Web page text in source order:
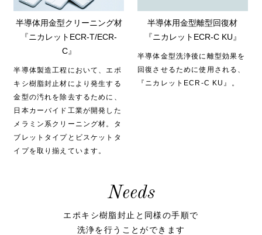
半導体用金型クリーニング材
『ニカレットECR-T/ECR-
C』
半導体製造工程において、エポ
キシ樹脂封止材により発生する
金型の汚れを除去するために、
日本カーバイド工業が開発した
メラミン系クリーニング材。タ
ブレットタイプとビスケットタ
イプを取り揃えています。
半導体用金型離型回復材
『ニカレットECR-C KU』
半導体金型洗浄後に離型効果を
回復させるために使用される、
『ニカレットECR-C KU』。
Needs
エポキシ樹脂封止と同様の手順で
洗浄を行うことができます